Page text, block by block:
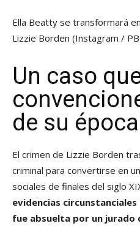
Ella Beatty se transformará
Lizzie Borden (Instagram /
Un caso
de su época
El crimen de Lizzie Borden
criminal para convertirse en
sociales de finales del siglo
evidencias
fue absuelta por un jurado